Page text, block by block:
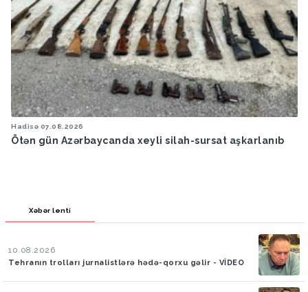
Hadisə 07.08.2026
Ötən gün Azərbaycanda xeyli silah-sursat aşkarlanıb
Xəbər lenti
10.08.2026
Tehranın trolları jurnalistlərə hədə-qorxu gəlir - VİDEO